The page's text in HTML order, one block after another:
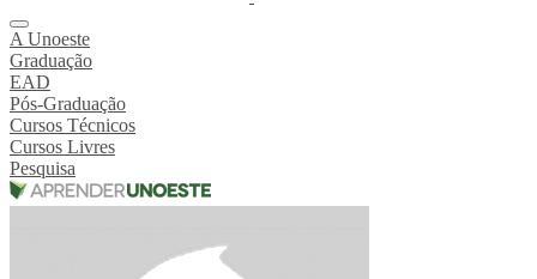
A Unoeste
Graduação
EAD
Pós-Graduação
Cursos Técnicos
Cursos Livres
Pesquisa